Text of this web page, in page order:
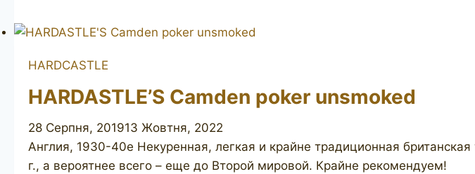
127
HARDCASTLE
HARDASTLE’S Camden poker unsmoked
28 Серпня, 201913 Жовтня, 2022
Англия, 1930-40е Некуренная, легкая и крайне традиционная
г., а вероятнее всего – еще до Второй мировой. Крайне рекомендуем!